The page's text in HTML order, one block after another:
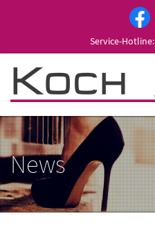
Service-Hotline:
News